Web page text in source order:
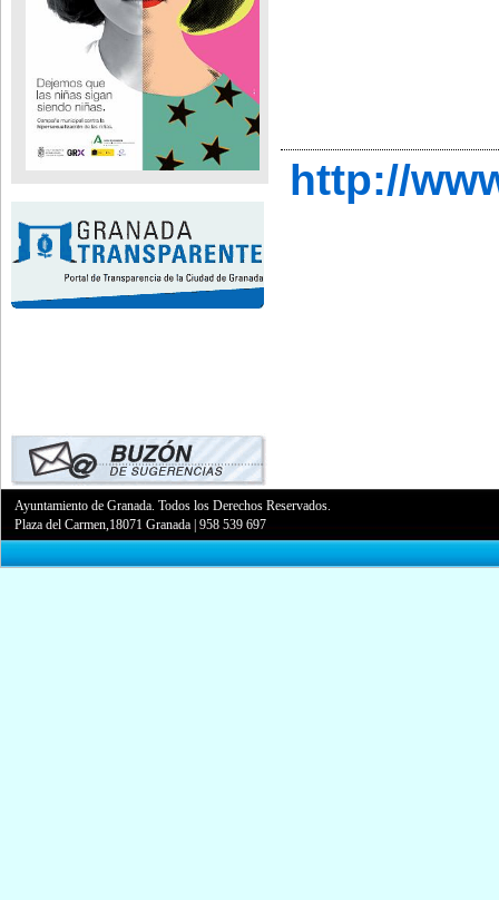
http://
Ayuntamiento de Granada. Todos los Derechos Reservados.
Plaza del Carmen,18071 Granada |958 539 697